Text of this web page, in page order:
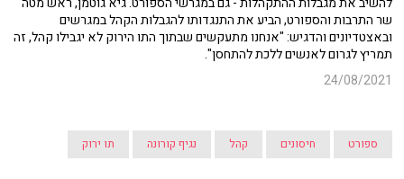
שר התרבות והספורט, הביע את התנגדותו להגבלות הקהל במגרשים
ובאצטדיונים והדגיש: "אנחנו מתעקשים שבתוך התו הירוק לא יגבילו קהל, זה
תמריץ לגרום לאנשים ללכת להתחסן".
24/08/2021
ספורט חיסונים קהל נגיף קורונה תו ירוק